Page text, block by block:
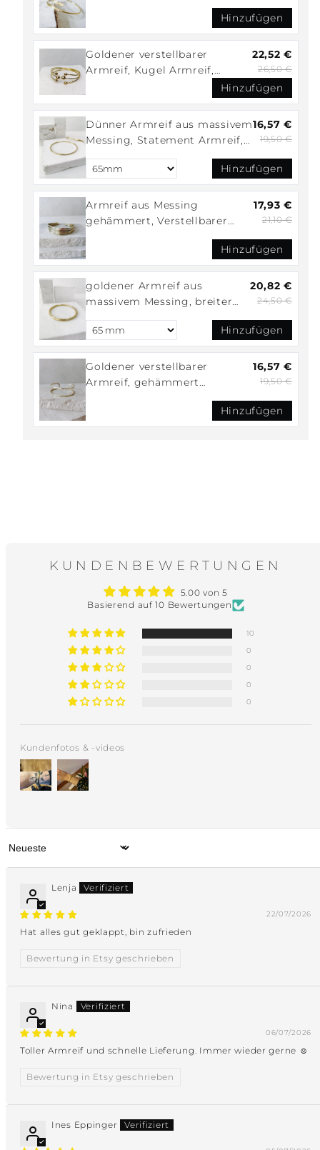
Messing, Golden Bangle Cuff,
Minimalistisches Armband
Hinzufügen
Goldener verstellbarer
Armreif, Kugel Armreif,
Messing, Golden Bangle Cuff
22,52 €
26,50 €
Hinzufügen
Dünner Armreif aus massivem
Messing, Statement Armreif,
goldener Armreif,
minimalistischer Armreif gle
16,57 €
19,50 €
Hinzufügen
Armreif aus Messing
gehämmert, Verstellbarer
schlichter goldener offener
Armreif
17,93 €
21,10 €
Hinzufügen
goldener Armreif aus
massivem Messing, breiter
20,82 €
24,50 €
Hinzufügen
Goldener verstellbarer
Armreif, gehämmert
Messing, Golden Bangle Cuff,
Minimalistisches Armband
16,57 €
19,50 €
Hinzufügen
KUNDENBEWERTUNGEN
5.00 von 5
Basierend auf 10 Bewertungen
10
0
0
0
0
Kundenfotos & -videos
Sort by
Lenja
22/07/2026
Hat alles gut geklappt, bin zufrieden
Bewertung in Etsy geschrieben
Nina
06/07/2026
Toller Armreif und schnelle Lieferung. Immer wieder gerne ☺️
Bewertung in Etsy geschrieben
Ines Eppinger